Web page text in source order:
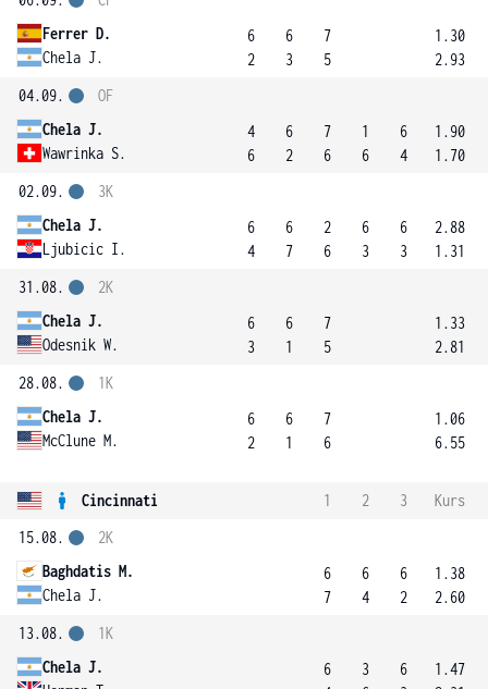
Ferrer D.
Chela J.
6
2
6
3
7
5
1.30
2.93
04.09.
Chela J.
Wawrinka S.
OF
4
6
6
2
7
6
1
6
6
4
1.90
1.70
02.09.
Chela J.
Ljubicic I.
3K
6
4
6
7
2
6
6
3
6
3
2.88
1.31
31.08.
Chela J.
Odesnik W.
2K
6
3
6
1
7
5
1.33
2.81
28.08.
Chela J.
McClune M.
1K
6
2
6
1
7
6
1.06
6.55
Cincinnati 1 2 3
Kurs
15.08.
Baghdatis M.
Chela J.
2K
6
7
6
4
6
2
1.38
2.60
13.08.
Chela J.
1K
6
3
6
1.47